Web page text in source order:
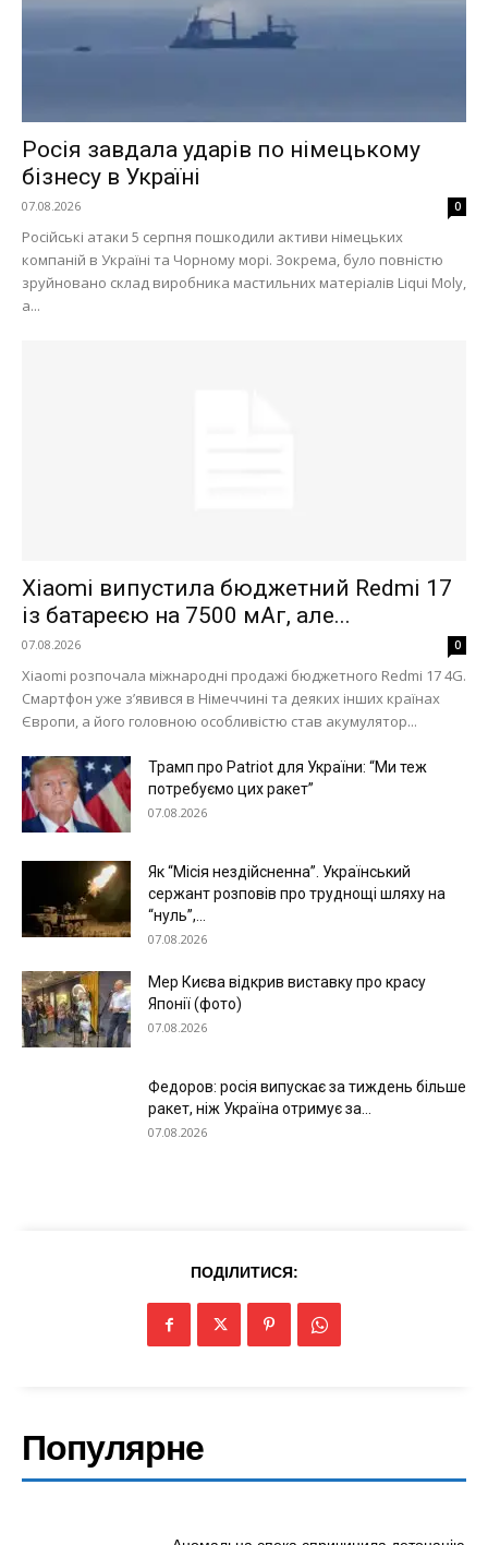
Росія завдала ударів по німецькому
бізнесу в Україні
07.08.2026 0
Російські атаки 5 серпня пошкодили активи німецьких
компаній в Україні та Чорному морі. Зокрема, було повністю
зруйновано склад виробника мастильних матеріалів Liqui Moly,
а...
Xiaomi випустила бюджетний Redmi 17
із батареєю на 7500 мАг, але...
07.08.2026 0
Xiaomi розпочала міжнародні продажі бюджетного Redmi 17 4G.
Смартфон уже з’явився в Німеччині та деяких інших країнах
Європи, а його головною особливістю став акумулятор...
Трамп про Patriot для України: “Ми теж
потребуємо цих ракет”
07.08.2026
Як “Місія нездійсненна”. Український
сержант розповів про труднощі шляху на
“нуль”,...
07.08.2026
Мер Києва відкрив виставку про красу
Японії (фото)
07.08.2026
Федоров: росія випускає за тиждень більше
ракет, ніж Україна отримує за...
07.08.2026
ПОДІЛИТИСЯ:
Популярне